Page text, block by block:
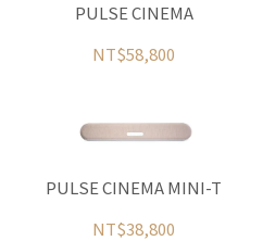
PULSE CINEMA
NT$58,800
PULSE CINEMA MINI-T
NT$38,800